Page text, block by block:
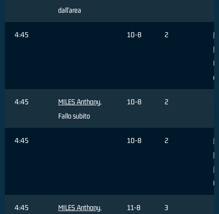
dall'area
4:45 10-8 2
4:45 MILES Anthony,
Fallo subito
10-8 2
4:45 10-8 2
4:45 MILES Anthony,
11-8 3